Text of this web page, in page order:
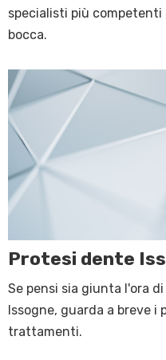
specialisti più
bocca.
Protesi dente
Se pensi sia giunta l'ora
Issogne, guarda a breve i
trattamenti.